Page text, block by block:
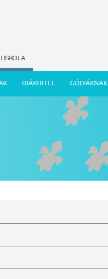
ISKOLA
DIÁKHITEL GÓLYÁKNAK